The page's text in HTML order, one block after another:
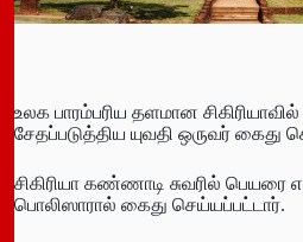
உலக பாரம்பரிய தளமான
சேதப்படுத்திய யுவதி ஒருவர் கைது
சிகிரியா கண்ணாடி சுவரில் பெயரை
பொலிஸாரால் கைது செய்யப்பட்டார்.